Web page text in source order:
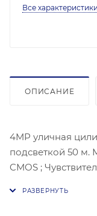
Все характеристики
ОПИСАНИЕ
4MP уличная
подсветкой 50 м.
CMOS ;